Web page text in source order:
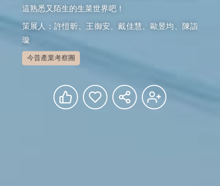
這熟悉又陌生的生菜世界吧！
策展人：許愷昕、王御安、戴佳慧、歐昱均、陳詣
璇
今昔產業考察團